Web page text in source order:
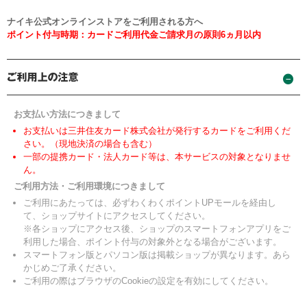
ナイキ公式オンラインストアをご利用される方へ
ポイント付与時期：カードご利用代金ご請求月の原則6ヵ月以内
お支払い方法につきまして
お支払いは三井住友カード株式会社が発行するカードをご利用くだ
さい。（現地決済の場合も含む）
一部の提携カード・法人カード等は、本サービスの対象となりませ
ん。
ご利用方法・ご利用環境につきまして
ご利用にあたっては、必ずわくわくポイントUPモールを経由し
て、ショップサイトにアクセスしてください。
※各ショップにアクセス後、ショップのスマートフォンアプリをご
利用した場合、ポイント付与の対象外となる場合がございます。
スマートフォン版とパソコン版は掲載ショップが異なります。あら
かじめご了承ください。
ご利用の際はブラウザのCookieの設定を有効にしてください。